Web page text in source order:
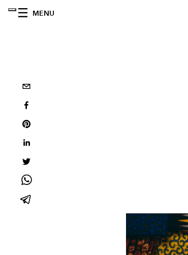
MENU